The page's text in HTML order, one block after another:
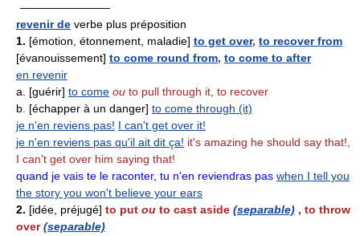
————————
revenir de verbe plus préposition
1. [émotion, étonnement, maladie] to get over, to recover from
[évanouissement] to come round from, to come to after
en revenir
a. [guérir] to come ou to pull through it, to recover
b. [échapper à un danger] to come through (it)
je n'en reviens pas! I can't get over it!
je n'en reviens pas qu'il ait dit ça! it's amazing he should say that!,
I can't get over him saying that!
quand je vais te le raconter, tu n'en reviendras pas when I tell you
the story you won't believe your ears
2. [idée, préjugé] to put ou to cast aside (separable) , to throw
over(separable)